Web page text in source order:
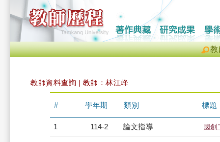
教
教師資料查詢 | 教師：林江峰
# 學年期 類別 標題
1 114-2 論文指導 國創